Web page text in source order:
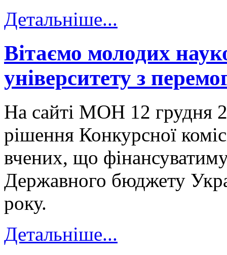
Детальніше...
Вітаємо молодих
університету з
На сайті МОН 12 грудня
рішення Конкурсної
вчених, що
Державного бюджету
року.
Детальніше...